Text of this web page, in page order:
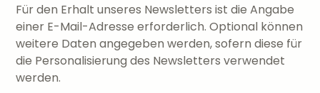
Für den Erhalt unseres Newsletters ist die Angabe
einer E-Mail-Adresse erforderlich. Optional können
weitere Daten angegeben werden, sofern diese für
die Personalisierung des Newsletters verwendet
werden.